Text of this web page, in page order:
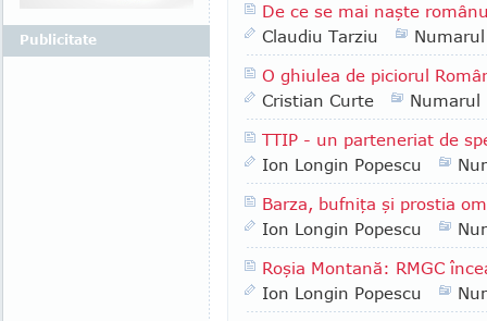
De ce se mai naşte
Claudiu Tarziu
O ghiulea de piciorul
Cristian Curte
Numarul
TTIP - un parteneriat de
Ion Longin Popescu
Barza, bufniţa şi prostia
Ion Longin Popescu
Roşia Montană: RMGC
Ion Longin Popescu
Publicitate